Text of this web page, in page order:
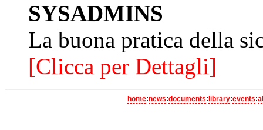
SYSADMINS
La buona pratica della
[Clicca per Dettagli]
home:news:documents: library:events: